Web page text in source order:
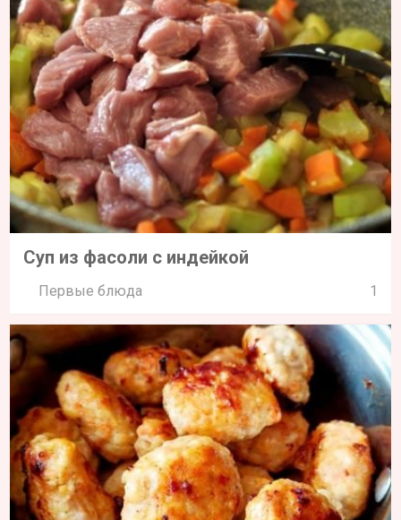
Суп из фасоли с индейкой
Первые блюда 1